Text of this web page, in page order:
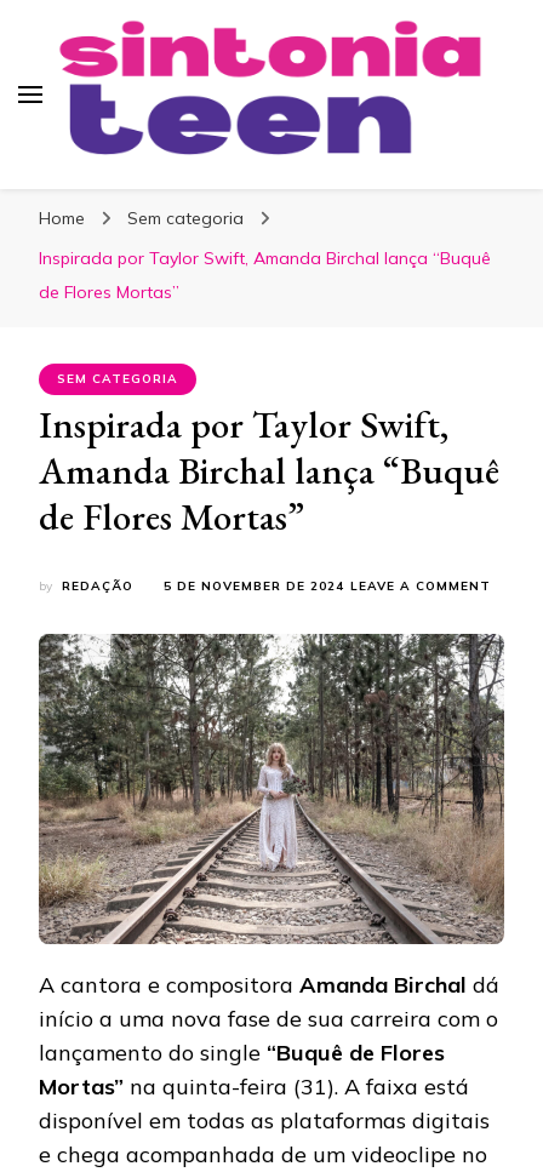
Home
Sem categoria
Inspirada por Taylor Swift, Amanda Birchal lança “Buquê
de Flores Mortas”
SEM CATEGORIA
Inspirada por Taylor Swift,
Amanda Birchal lança “Buquê
de Flores Mortas”
by REDAÇÃO 5 DE NOVEMBER DE 2024 LEAVE A COMMENT
SWIFT,
LANÇA
DE
A cantora e compositora Amanda Birchal dá
início a uma nova fase de sua carreira com o
lançamento do single “Buquê de Flores
Mortas” na quinta-feira (31). A faixa está
disponível em todas as plataformas digitais
e chega acompanhada de um videoclipe no